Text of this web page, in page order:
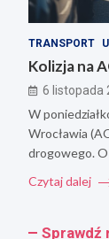
TRANSPORT
Kolizja na
6 listopada
W
Wrocławia
drogowego.
Czytaj dalej
Sprawdź